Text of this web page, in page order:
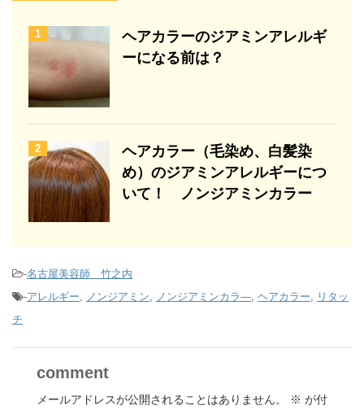
1
ヘアカラーのジアミンアレルギ
ーになる前は？
2
ヘアカラー（毛染め、白髪染
め）のジアミンアレルギーにつ
いて！ ノンジアミンカラー
-名古屋美容師 竹之内
-アレルギー ノンジアミン ノンジアミンカラ― ヘアカラー
リタッ
チ
comment
メールアドレスが公開されることはありません。 ※ が付